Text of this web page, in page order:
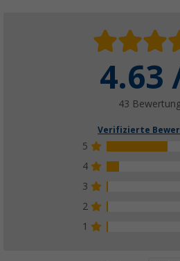
4.63
43
Verifizierte
5
4
3
2
1